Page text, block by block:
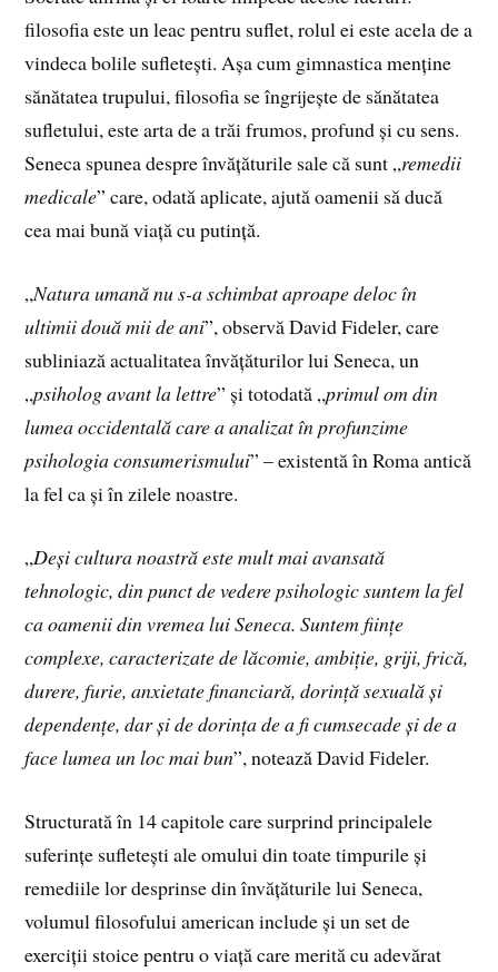
filosofia este un leac pentru suflet, rolul ei este acela de a
vindeca bolile sufletești. Așa cum gimnastica menține
sănătatea trupului, filosofia se îngrijește de sănătatea
sufletului, este arta de a trăi frumos, profund și cu sens.
Seneca spunea despre învățăturile sale că sunt „remedii
medicale” care, odată aplicate, ajută oamenii să ducă
cea mai bună viață cu putință.
„Natura umană nu s-a schimbat aproape deloc în
ultimii două mii de ani”, observă David Fideler, care
subliniază actualitatea învățăturilor lui Seneca, un
„psiholog avant la lettre” și totodată „primul om din
lumea occidentală care a analizat în profunzime
psihologia consumerismului” – existentă în Roma antică
la fel ca și în zilele noastre.
„Deși cultura noastră este mult mai avansată
tehnologic, din punct de vedere psihologic suntem la fel
ca oamenii din vremea lui Seneca. Suntem ființe
complexe, caracterizate de lăcomie, ambiție, griji, frică,
durere, furie, anxietate financiară, dorință sexuală și
dependențe, dar și de dorința de a fi cumsecade și de a
face lumea un loc mai bun”, notează David Fideler.
Structurată în 14 capitole care surprind principalele
suferințe sufletești ale omului din toate timpurile și
remediile lor desprinse din învățăturile lui Seneca,
volumul filosofului american include și un set de
exerciții stoice pentru o viață care merită cu adevărat